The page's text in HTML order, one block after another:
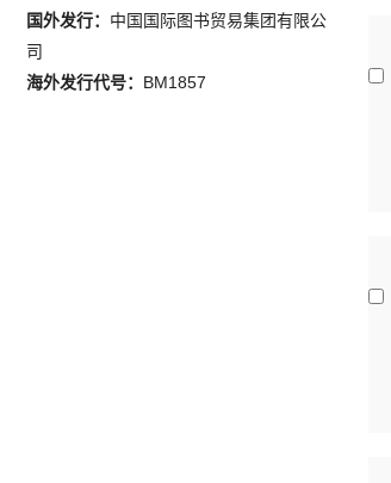
国外发行： 中国国际图书贸易集团有限公
司
海外发行代号： BM1857